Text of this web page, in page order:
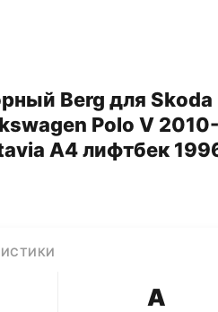
Berg для
Polo V
A4 лифтбек
A